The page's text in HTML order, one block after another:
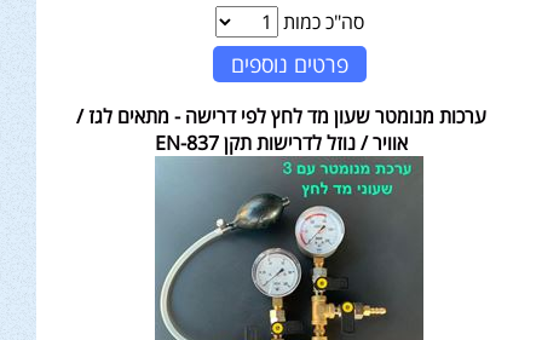
סה"כ כמות
פרטים נוספים
ערכות מנומטר שעון מד לחץ לפי דרישה - מתאים לגז /
אוויר / נוזל לדרישות תקן EN-837